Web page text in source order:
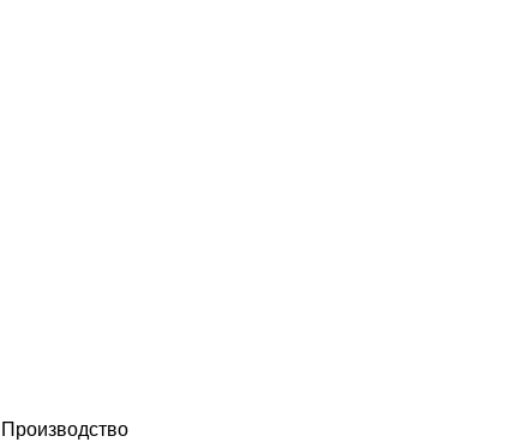
Производство